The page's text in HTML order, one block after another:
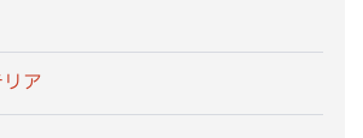
ア